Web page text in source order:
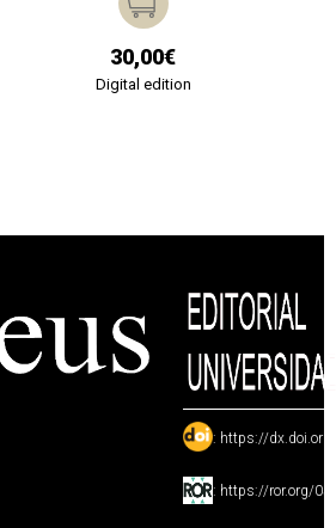
30,00€
Digital edition
: https://
: https://ror.org/